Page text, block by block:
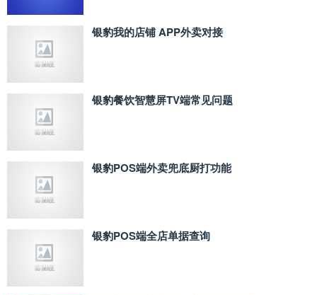
银豹我的店铺 APP外卖对接
银豹餐饮智慧屏TV端常见问题
银豹POS端外卖兜底厨打功能
银豹POS端全店单据查询